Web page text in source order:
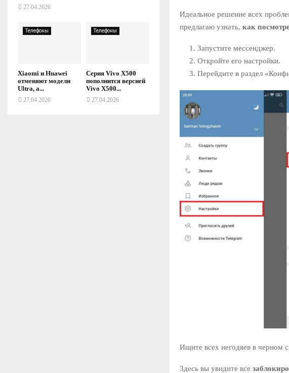
Идеальное решение всех
предлагаю узнать, как
Запустите мессенджер.
Откройте его настройки.
Перейдите в раздел
Ищите всех негодяев в черном
Здесь вы увидите все
27.04.2026
Телефоны
Xiaomi и Huawei
отменяют модели
Ultra, а...
27.04.2026
Телефоны
Серия Vivo X500
пополнится версией
Vivo X500...
27.04.2026